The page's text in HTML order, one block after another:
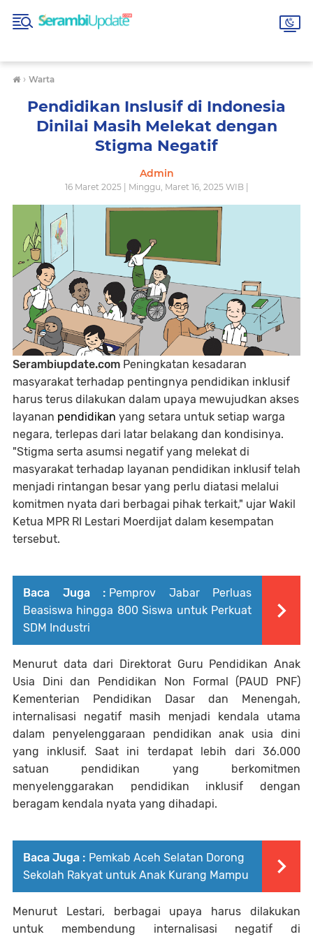
› Warta
Pendidikan Inslusif di Indonesia
Dinilai Masih Melekat dengan
Stigma Negatif
Admin
16 Maret 2025 | Minggu, Maret 16, 2025 WIB |
Serambiupdate.com Peningkatan kesadaran
masyarakat terhadap pentingnya pendidikan inklusif
harus terus dilakukan dalam upaya mewujudkan akses
layanan pendidikan yang setara untuk setiap warga
negara, terlepas dari latar belakang dan kondisinya.
"Stigma serta asumsi negatif yang melekat di
masyarakat terhadap layanan pendidikan inklusif telah
menjadi rintangan besar yang perlu diatasi melalui
komitmen nyata dari berbagai pihak terkait," ujar Wakil
Ketua MPR RI Lestari Moerdijat dalam kesempatan
tersebut.
Baca Juga : Pemprov Jabar Perluas
Beasiswa hingga 800 Siswa untuk Perkuat
SDM Industri
Menurut data dari Direktorat Guru Pendidikan Anak
Usia Dini dan Pendidikan Non Formal (PAUD PNF)
Kementerian Pendidikan Dasar dan Menengah,
internalisasi negatif masih menjadi kendala utama
dalam penyelenggaraan pendidikan anak usia dini
yang inklusif. Saat ini terdapat lebih dari 36.000
satuan pendidikan yang berkomitmen
menyelenggarakan pendidikan inklusif dengan
beragam kendala nyata yang dihadapi.
Baca Juga : Pemkab Aceh Selatan Dorong
Sekolah Rakyat untuk Anak Kurang Mampu
Menurut Lestari, berbagai upaya harus dilakukan
untuk membendung internalisasi negatif di